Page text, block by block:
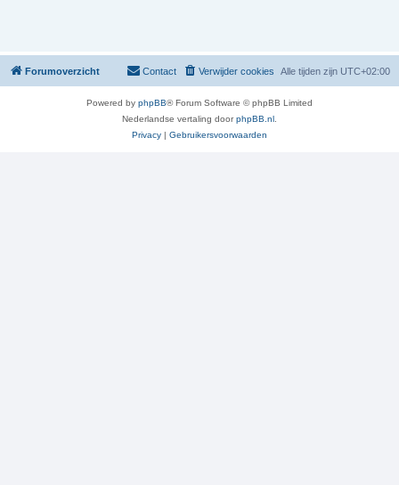
Forumoverzicht Alle tijden zijn UTC+02:00
Verwijder cookies
Contact
Powered by phpBB® Forum Software © phpBB Limited
Nederlandse vertaling doorphpBB.nl
Privacy | Gebruikersvoorwaarden